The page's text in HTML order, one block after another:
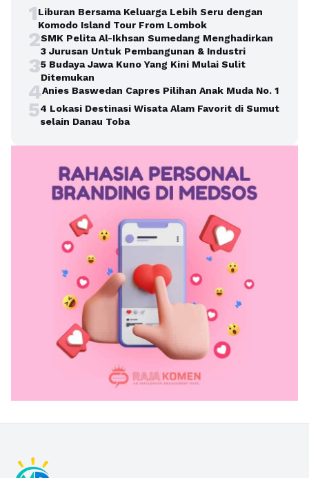
1Liburan Bersama Keluarga Lebih Seru dengan
Komodo Island Tour From Lombok
2SMK Pelita Al-Ikhsan Sumedang Menghadirkan
3 Jurusan Untuk Pembangunan & Industri
35 Budaya Jawa Kuno Yang Kini Mulai Sulit
Ditemukan
4Anies Baswedan Capres Pilihan Anak Muda No. 1
54 Lokasi Destinasi Wisata Alam Favorit di Sumut
selain Danau Toba